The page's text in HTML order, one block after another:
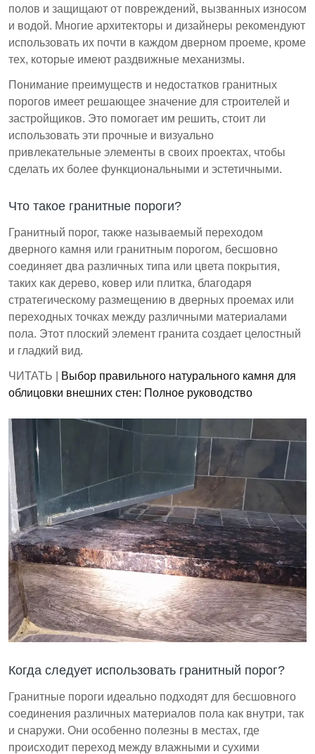
полов и защищают от повреждений, вызванных износом
и водой. Многие архитекторы и дизайнеры рекомендуют
использовать их почти в каждом дверном проеме, кроме
тех, которые имеют раздвижные механизмы.
Понимание преимуществ и недостатков гранитных
порогов имеет решающее значение для строителей и
застройщиков. Это помогает им решить, стоит ли
использовать эти прочные и визуально
привлекательные элементы в своих проектах, чтобы
сделать их более функциональными и эстетичными.
Что такое гранитные пороги?
Гранитный порог, также называемый переходом
дверного камня или гранитным порогом, бесшовно
соединяет два различных типа или цвета покрытия,
таких как дерево, ковер или плитка, благодаря
стратегическому размещению в дверных проемах или
переходных точках между различными материалами
пола. Этот плоский элемент гранита создает целостный
и гладкий вид.
ЧИТАТЬ |
Выбор правильного натурального камня для
облицовки внешних стен: Полное руководство
Когда следует использовать гранитный порог?
Гранитные пороги идеально подходят для бесшовного
соединения различных материалов пола как внутри, так
и снаружи. Они особенно полезны в местах, где
происходит переход между влажными и сухими